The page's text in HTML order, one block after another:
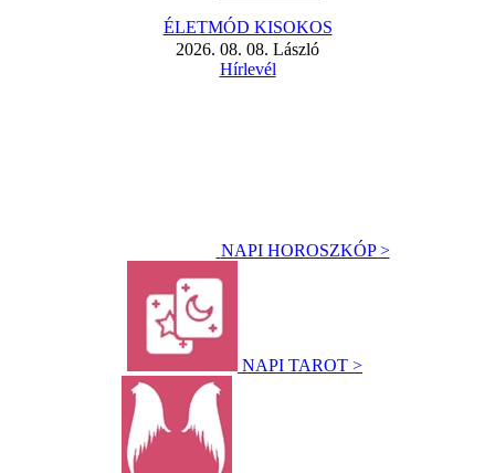
ÉLETMÓD KISOKOS
2026. 08. 08. László
Hírlevél
NAPI HOROSZKÓP >
NAPI TAROT >